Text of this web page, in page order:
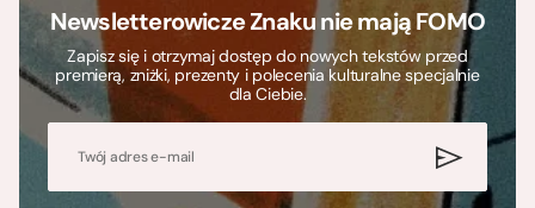
Newsletterowicze Znaku nie mają FOMO
Zapisz się i otrzymaj dostęp do nowych tekstów przed
premierą, zniżki, prezenty i polecenia kulturalne specjalnie
dla Ciebie.